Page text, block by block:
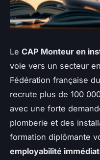
Le CAP Monteur en
voie vers un secteur
Fédération française
recrute plus de 100
avec une forte
plomberie et des
formation diplômante
employabilité